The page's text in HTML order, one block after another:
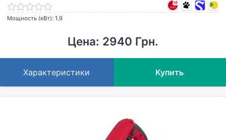
Мощность (кВт): 1.9
Цена: 2940 Грн.
Характеристики Купить